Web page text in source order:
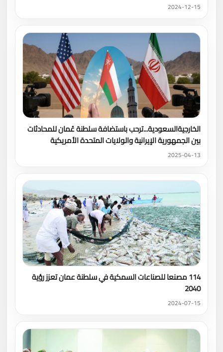
2024-12-15
الخارجيةالسعودية...ترحب باستضافة سلطنة عُمان للمحادثات
بين الجمهورية الإيرانية والولايات المتحدة الأمريكية
2025-04-13
114 مصنعا للصناعات السمكية في سلطنة عمان تعزز رؤية
2040
2024-07-15